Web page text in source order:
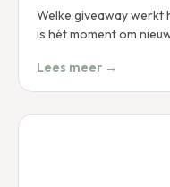
Welke giveaway werkt
is hét moment om
Lees meer →